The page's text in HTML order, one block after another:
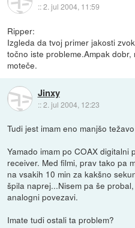
::2. jul 2004, 11:59
Ripper:
Izgleda da tvoj primer jakosti
točno iste probleme.Ampak
moteče.
Jinxy
::2. jul 2004, 12:23
Tudi jest imam eno manjšo
Yamado imam po COAX digitalni
receiver. Med filmi, prav tako pa
na vsakih 10 min za kakšno
špila naprej...Nisem pa še
analogni povezavi.
Imate tudi ostali ta problem?